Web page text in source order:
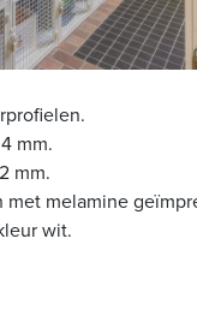
mm.
mm.
met melamine
wit.